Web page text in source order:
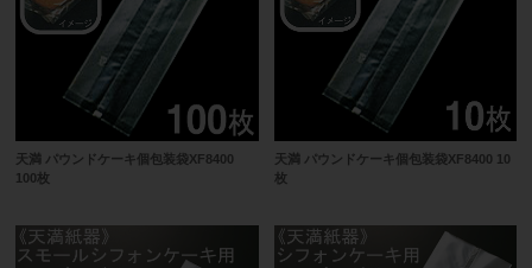
天満 パウンドケーキ個包装袋XF8400
100枚
天満 パウンドケーキ個包装袋XF8400 10
枚